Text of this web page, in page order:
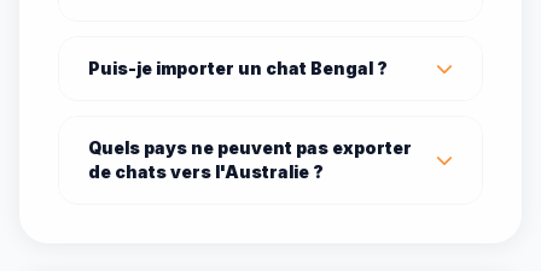
Puis-je importer un chat Bengal ?
Quels pays ne peuvent pas exporter
de chats vers l'Australie ?